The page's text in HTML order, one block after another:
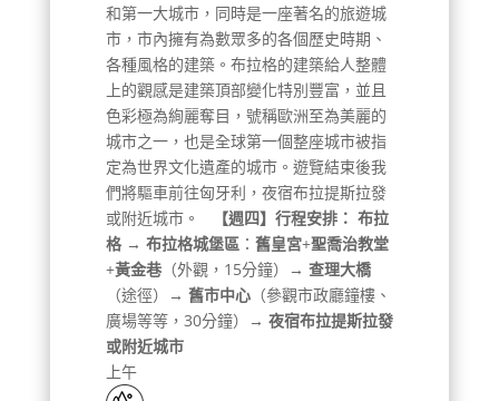
和第一大城市，同時是一座著名的旅遊城
市，市內擁有為數眾多的各個歷史時期、
各種風格的建築。布拉格的建築給人整體
上的觀感是建築頂部變化特別豐富，並且
色彩極為絢麗奪目，號稱歐洲至為美麗的
城市之一，也是全球第一個整座城市被指
定為世界文化遺產的城市。遊覽結束後我
們將驅車前往匈牙利，夜宿布拉提斯拉發
或附近城市。
【週四】行程安排： 布拉
格 → 布拉格城堡區： 舊皇宮+聖喬治教堂
+黃金巷（外觀，15分鐘）
→ 查理大橋
（途徑）
→ 舊市中心（參觀市政廳鐘樓、
廣場等等，30分鐘）
→ 夜宿布拉提斯拉發
或附近城市
上午